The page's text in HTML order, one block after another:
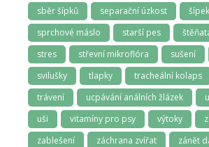
sběr šípků
separační úzkost
šípek
sprchové máslo
starší pes
stres
střevní mikroflóra sušení
svilušky
tlapky tracheální kolaps
trávení
ucpávání análních žlázek
uši
vitamíny pro psy výtoky
zablešení
záchrana zvířat
zánět